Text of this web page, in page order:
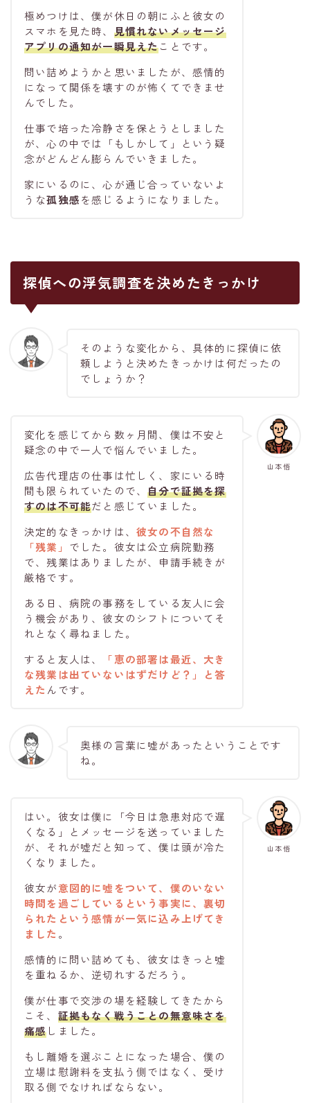
極めつけは、僕が休日の朝にふと彼女の
スマホを見た時、 見慣れないメッセージ
アプリの通知が一瞬見えたことです。
問い詰めようかと思いましたが、感情的
になって関係を壊すのが怖くてできませ
んでした。
仕事で培った冷静さを保とうとしました
が、心の中では「もしかして」という疑
念がどんどん膨らんでいきました。
家にいるのに、心が通じ合っていないよ
うな孤独感を感じるようになりました。
探偵への浮気調査を決めたきっかけ
そのような変化から、具体的に探偵に依
頼しようと決めたきっかけは何だったの
でしょうか？
山本悟
変化を感じてから数ヶ月間、僕は不安と
疑念の中で一人で悩んでいました。
広告代理店の仕事は忙しく、家にいる時
間も限られていたので、自分で証拠を探
すのは不可能だと感じていました。
決定的なきっかけは、 彼女の不自然な
「残業」 でした。彼女は公立病院勤務
で、残業はありましたが、申請手続きが
厳格です。
ある日、病院の事務をしている友人に会
う機会があり、彼女のシフトについてそ
れとなく尋ねました。
すると友人は、
「恵の部署は最近、大き
な残業は出ていないはずだけど？」と答
えた んです。
奥様の言葉に嘘があったということです
ね。
山本悟
はい。彼女は僕に「今日は急患対応で遅
くなる」とメッセージを送っていました
が、それが嘘だと知って、僕は頭が冷た
くなりました。
彼女が意図的に嘘をついて、僕のいない
時間を過ごしているという事実に、裏切
られたという感情が一気に込み上げてき
ました 。
感情的に問い詰めても、彼女はきっと嘘
を重ねるか、逆切れするだろう。
僕が仕事で交渉の場を経験してきたから
こそ、 証拠もなく戦うことの無意味さを
痛感しました。
もし離婚を選ぶことになった場合、僕の
立場は慰謝料を支払う側ではなく、受け
取る側でなければならない。